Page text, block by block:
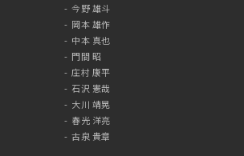
今野 雄斗
岡本 雄作
中本 真也
門間 昭
庄村 康平
石沢 憲哉
大川 靖晃
春光 洋亮
古泉 貴章